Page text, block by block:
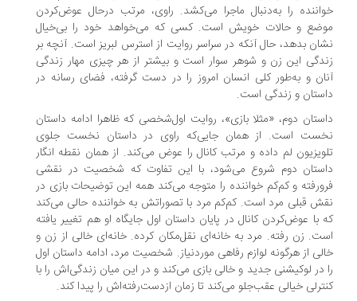
را به‌دنبال ماجرا می‌کشد. راوی، مرتب درحال عوض‌کردن
و حالات خویش است. کسی که می‌خواهد خود را بی‌خیال
بدهد، حال آنکه در سراسر روایت از استرس لبریز است. آنچه بر
این زن ‌و شوهر سوار است و بیشتر از هر چیزی مهار زندگی
و به‌طور کلی انسان امروز را در دست گرفته، فضای رسانه در
و زندگی است.
دوم، «مثلا بازی»، روایت اول‌شخصی که ظاهرا ادامه‌ داستان
است. از همان جایی‌که راوی در داستان نخست جلوی
لم داده و مرتب کانال را عوض می‌کند. از همان نقطه انگار
دوم شروع می‌شود، با این تفاوت که شخصیت در نقشی
و کم‌کم خواننده را متوجه می‌کند همه این توضیحات بازی در
قبلی مرد است. کم‌کم مرد با تصوراتش به خواننده حالی می‌کند
با عوض‌کردن کانال در پایان داستان اول جایگاه او هم تغییر یافته
زن رفته. مرد به خانه‌ای نقل‌مکان کرده. خانه‌ای خالی از زن و
از هرگونه لوازم رفاهی موردنیاز. شخصیت مرد، ادامه داستان اول
در لوکیشنی جدید و خالی بازی می‌کند و در این میان زندگی‌اش را با
خیالی عقب‌جلو می‌کند تا زمان ازدست‌رفته‌اش را پیدا کند.